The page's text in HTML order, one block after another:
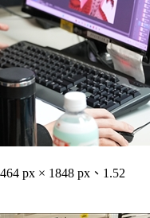
px × 1848 px、1.52